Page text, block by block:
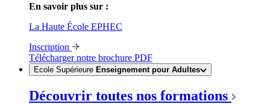
En savoir plus sur :
La Haute École EPHEC
Inscription
Télécharger notre brochure PDF
Ecole Supérieure Enseignement pour Adultes
Découvrir toutes nos formations